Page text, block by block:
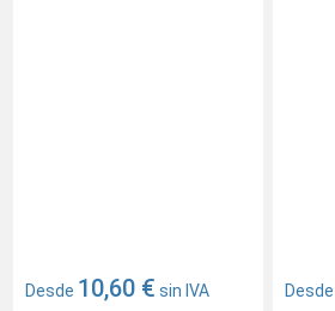
Desde 10,60 € sin IVA Desde